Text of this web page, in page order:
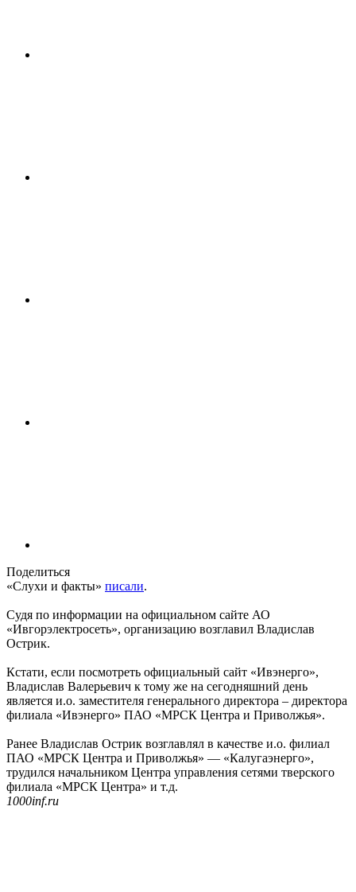
Поделиться
«Слухи и факты» писали.
Судя по информации на официальном сайте АО
«Ивгорэлектросеть», организацию возглавил Владислав
Острик.
Кстати, если посмотреть официальный сайт «Ивэнерго»,
Владислав Валерьевич к тому же на сегодняшний день
является и.о. заместителя генерального директора – директора
филиала «Ивэнерго» ПАО «МРСК Центра и Приволжья».
Ранее Владислав Острик возглавлял в качестве и.о. филиал
ПАО «МРСК Центра и Приволжья» — «Калугаэнерго»,
трудился начальником Центра управления сетями тверского
филиала «МРСК Центра» и т.д.
1000inf.ru